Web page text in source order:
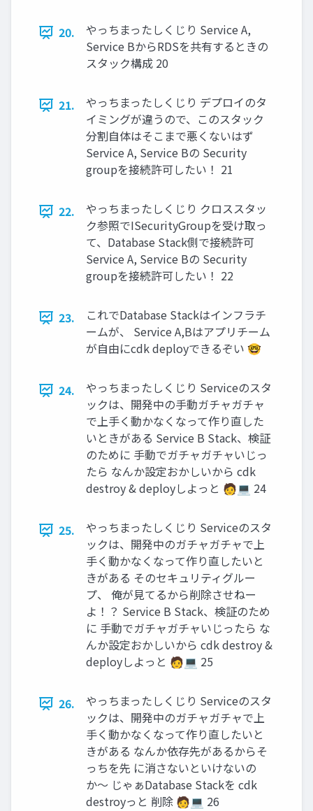
20.
やっちまったしくじり Service A,
Service BからRDSを共有するときの
スタック構成 20
21.
やっちまったしくじり デプロイのタ
イミングが違うので、このスタック
分割自体はそこまで悪くないはず
Service A, Service Bの Security
groupを接続許可したい！ 21
22.
やっちまったしくじり クロススタッ
ク参照でISecurityGroupを受け取っ
て、Database Stack側で接続許可
Service A, Service Bの Security
groupを接続許可したい！ 22
23.
これでDatabase Stackはインフラチ
ームが、 Service A,Bはアプリチーム
が自由にcdk deployできるぞい 🤓
24.
やっちまったしくじり Serviceのスタ
ックは、開発中の手動ガチャガチャ
で上手く動かなくなって作り直した
いときがある Service B Stack、検証
のために 手動でガチャガチャいじっ
たら なんか設定おかしいから cdk
destroy & deployしよっと 🧑💻 24
25.
やっちまったしくじり Serviceのスタ
ックは、開発中のガチャガチャで上
手く動かなくなって作り直したいと
きがある そのセキュリティグルー
プ、 俺が見てるから削除させねー
よ！？ Service B Stack、検証のため
に 手動でガチャガチャいじったら な
んか設定おかしいから cdk destroy &
deployしよっと 🧑💻 25
26.
やっちまったしくじり Serviceのスタ
ックは、開発中のガチャガチャで上
手く動かなくなって作り直したいと
きがある なんか依存先があるからそ
っちを先 に消さないといけないの
か〜 じゃぁDatabase Stackを cdk
destroyっと 削除 🧑💻 26